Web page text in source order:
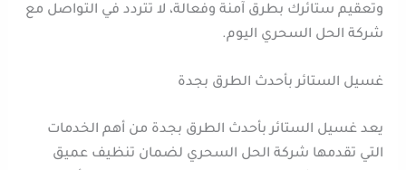
وتعقيم ستائرك بطرق آمنة وفعالة، لا تتردد في التواصل مع
شركة الحل السحري اليوم.
غسيل الستائر بأحدث الطرق بجدة
يعد غسيل الستائر بأحدث الطرق بجدة من أهم الخدمات
التي تقدمها شركة الحل السحري لضمان تنظيف عميق